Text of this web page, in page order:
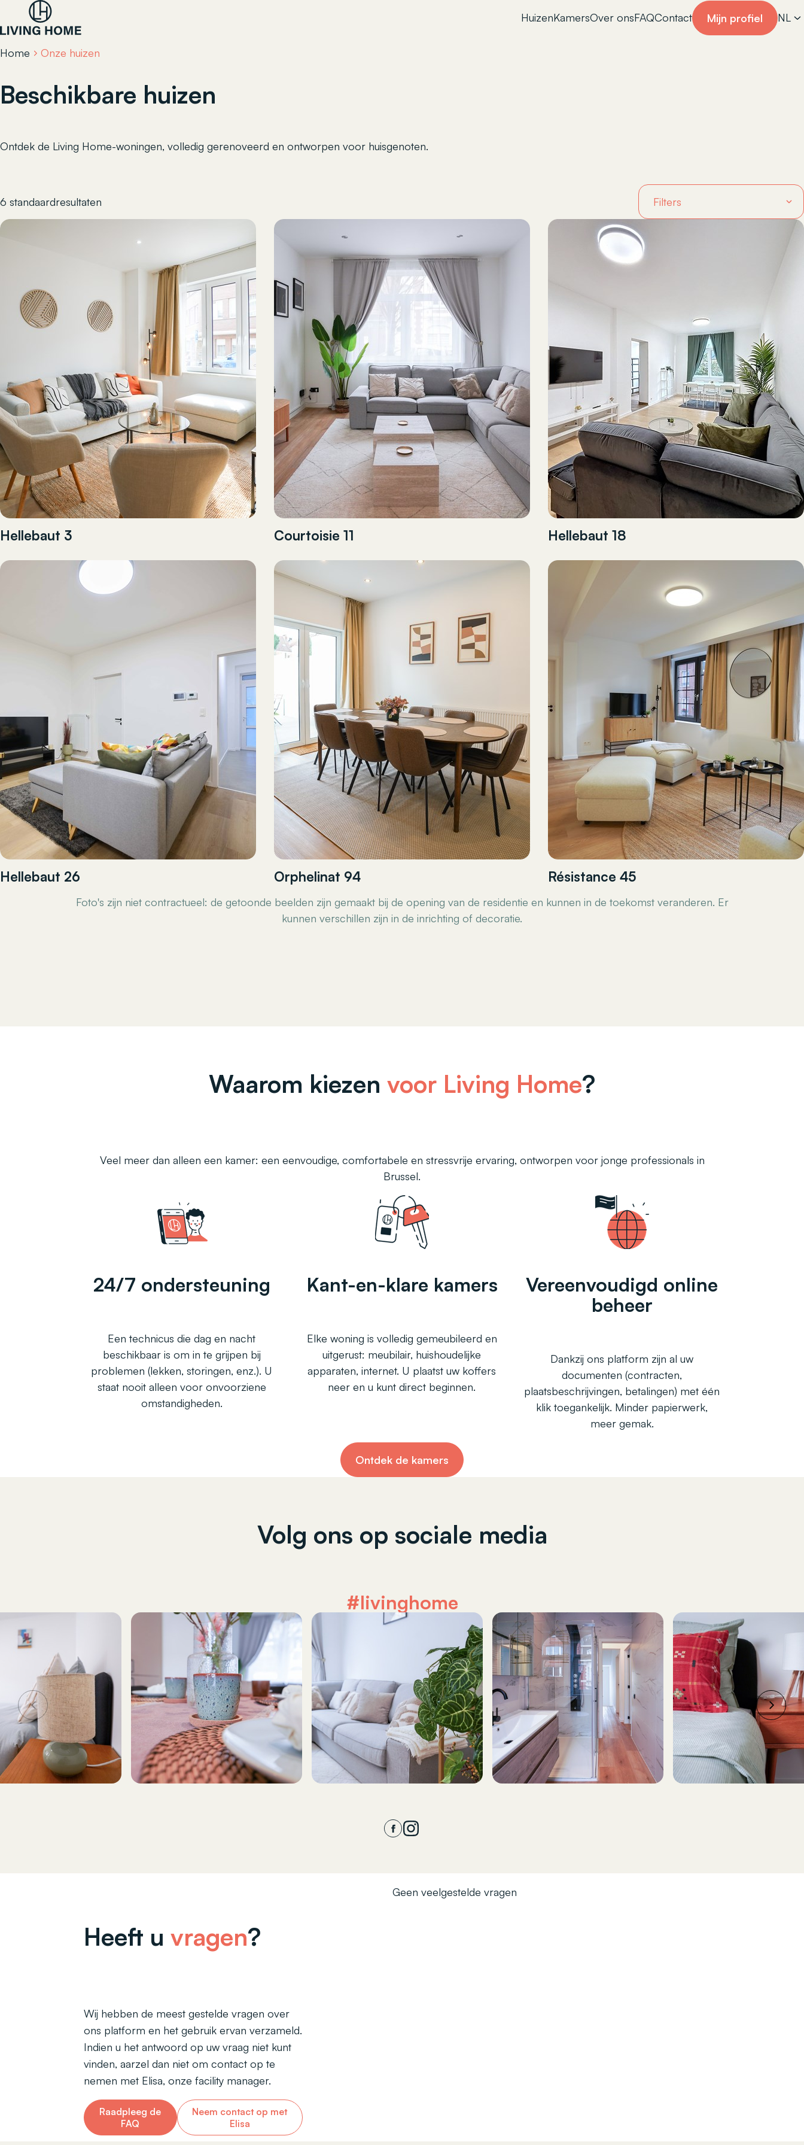
HuizenKamersOver onsFAQContact Mijn profiel NL
Home Onze huizen
Beschikbare huizen
Ontdek de Living Home-woningen, volledig gerenoveerd en ontworpen voor huisgenoten.
6 standaardresultaten
Hellebaut 3 Courtoisie 11 Hellebaut 18
Hellebaut 26 Orphelinat 94 Résistance 45
Foto's zijn niet contractueel: de getoonde beelden zijn gemaakt bij de opening van de residentie en kunnen in de toekomst veranderen. Er
kunnen verschillen zijn in de inrichting of decoratie.
Waarom kiezen voor Living Home?
Veel meer dan alleen een kamer: een eenvoudige, comfortabele en stressvrije ervaring, ontworpen voor jonge professionals in
Brussel.
24/7 ondersteuning
Een technicus die dag en nacht
beschikbaar is om in te grijpen bij
problemen (lekken, storingen, enz.). U
staat nooit alleen voor onvoorziene
omstandigheden.
Kant-en-klare kamers
Elke woning is volledig gemeubileerd en
uitgerust: meubilair, huishoudelijke
apparaten, internet. U plaatst uw koffers
neer en u kunt direct beginnen.
Vereenvoudigd online
beheer
Dankzij ons platform zijn al uw
documenten (contracten,
plaatsbeschrijvingen, betalingen) met één
klik toegankelijk. Minder papierwerk,
meer gemak.
Ontdek de kamers
Volg ons op sociale media
#livinghome
Heeft u vragen?
Wij hebben de meest gestelde vragen over
ons platform en het gebruik ervan verzameld.
Indien u het antwoord op uw vraag niet kunt
vinden, aarzel dan niet om contact op te
nemen met Elisa, onze facility manager.
Raadpleeg de
FAQ
Neem contact op met
Elisa
Geen veelgestelde vragen